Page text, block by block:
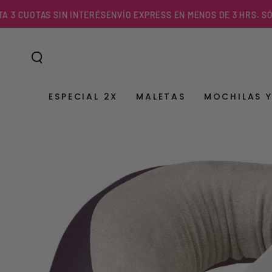
CONTENIDO
SIN INTERÉSENVÍO EXPRESS EN MENOS DE 3 HRS. SÓLO EN
ESPECIAL 2X MALETAS MOCHILAS